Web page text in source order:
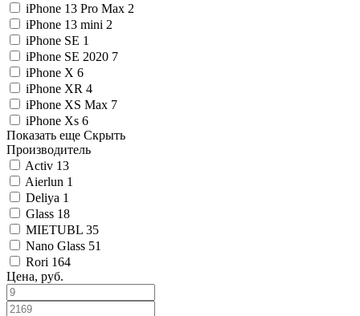
iPhone 13 Pro Max 2
iPhone 13 mini 2
iPhone SE 1
iPhone SE 2020 7
iPhone X 6
iPhone XR 4
iPhone XS Max 7
iPhone Xs 6
Показать еще Скрыть
Производитель
Activ 13
Aierlun 1
Deliya 1
Glass 18
MIETUBL 35
Nano Glass 51
Rori 164
Цена, руб.